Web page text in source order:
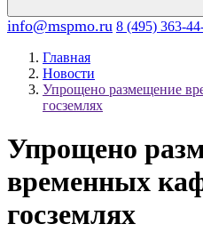
info@mspmo.ru 8 (495) 363-
Главная
Новости
Упрощено размещение
госземлях
Упрощено
временных
госземлях